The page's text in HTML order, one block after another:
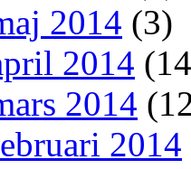
2014 (3)
2014
2014
2014